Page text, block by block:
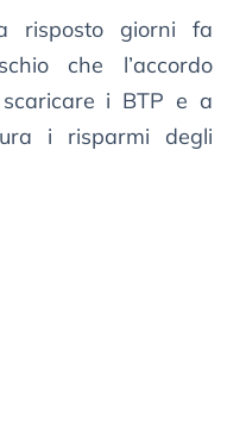
risposto giorni fa
che l’accordo
i BTP e a
i risparmi degli